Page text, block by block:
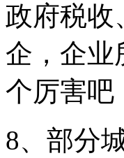
政府税收
企，企业
个厉害吧
8、部分